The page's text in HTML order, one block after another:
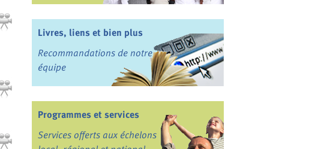
Livres, liens et bien plus
Recommandations de notre
équipe
Programmes et services
Services offerts aux échelons